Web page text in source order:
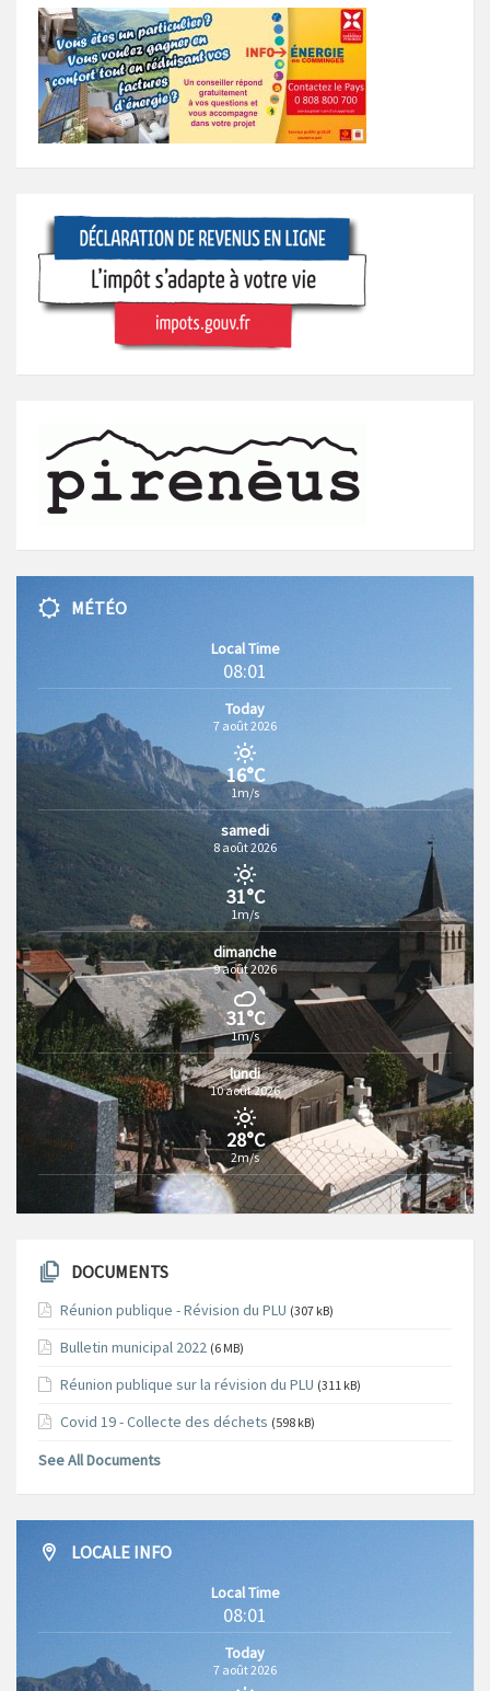
MÉTÉO
Local Time
08:01
Today
7 août 2026
16°C
1m/s
samedi
8 août 2026
31°C
1m/s
dimanche
9 août 2026
31°C
1m/s
lundi
10 août 2026
28°C
2m/s
DOCUMENTS
Réunion publique - Révision du PLU (307 kB)
Bulletin municipal 2022 (6 MB)
Réunion publique sur la révision du PLU (311 kB)
Covid 19 - Collecte des déchets (598 kB)
See All Documents
LOCALE INFO
Local Time
08:01
Today
7 août 2026